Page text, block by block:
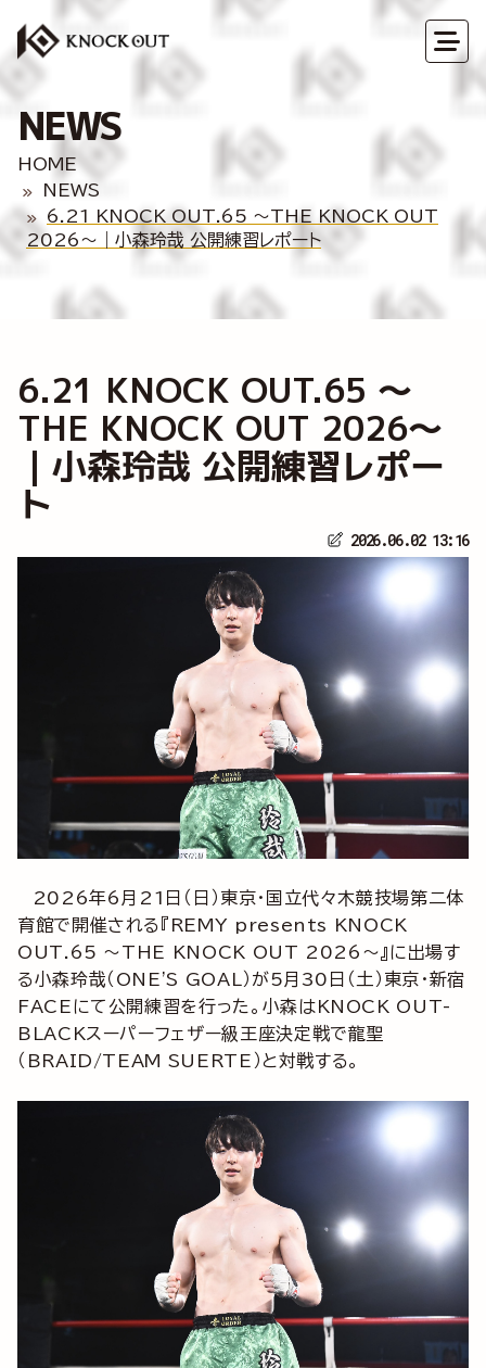
NEWS
HOME
NEWS
6.21 KNOCK OUT.65 ～THE KNOCK OUT
2026～｜小森玲哉 公開練習レポート
6.21 KNOCK OUT.65 ～
THE KNOCK OUT 2026～
｜小森玲哉 公開練習レポー
ト
2026.06.02 13:16
2026年6月21日（日）東京・国立代々木競技場第二体
育館で開催される『REMY presents KNOCK
OUT.65 ～THE KNOCK OUT 2026～』に出場す
る小森玲哉（ONE'S GOAL）が5月30日（土）東京・新宿
FACEにて公開練習を行った。小森はKNOCK OUT-
BLACKスーパーフェザー級王座決定戦で龍聖
（BRAID/TEAM SUERTE）と対戦する。